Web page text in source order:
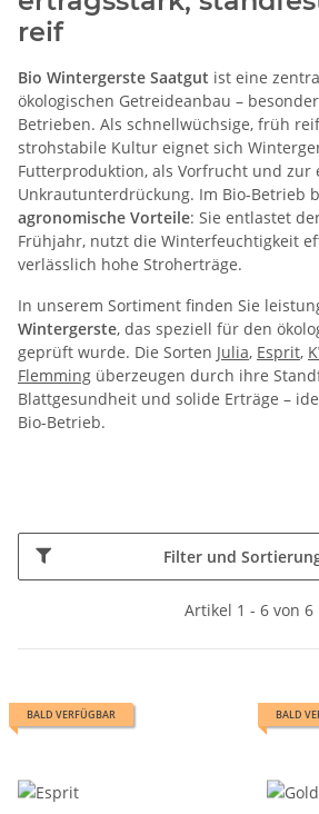
reif
Bio Wintergerste Saatgut ist eine
ökologischen Getreideanbau –
Betrieben. Als schnellwüchsige, früh
strohstabile Kultur eignet sich
Futterproduktion, als Vorfrucht und zur
Unkrautunterdrückung. Im Bio-Betrieb
agronomische Vorteile: Sie entlastet
Frühjahr, nutzt die Winterfeuchtigkeit
verlässlich hohe Stroherträge.
In unserem Sortiment finden Sie
Wintergerste, das speziell für den
geprüft wurde. Die Sorten Julia, Esprit,
Flemming überzeugen durch ihre
Blattgesundheit und solide Erträge –
Bio-Betrieb.
Filter und
Artikel 1 - 6 von 6
BALD VERFÜGBAR BALD